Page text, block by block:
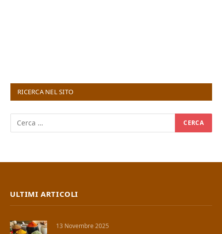
RICERCA NEL SITO
ULTIMI ARTICOLI
13 Novembre 2025